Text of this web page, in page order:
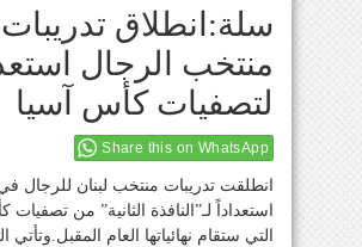
سلة:انطلاق تدريبات
منتخب الرجال
لتصفيات كأس آسيا
Share this on WhatsApp
انطلقت تدريبات منتخب لبنان للرجال
استعداداً لـ”النافذة الثانية” من
التي ستقام نهائياتها العام المقبل.وتأتي